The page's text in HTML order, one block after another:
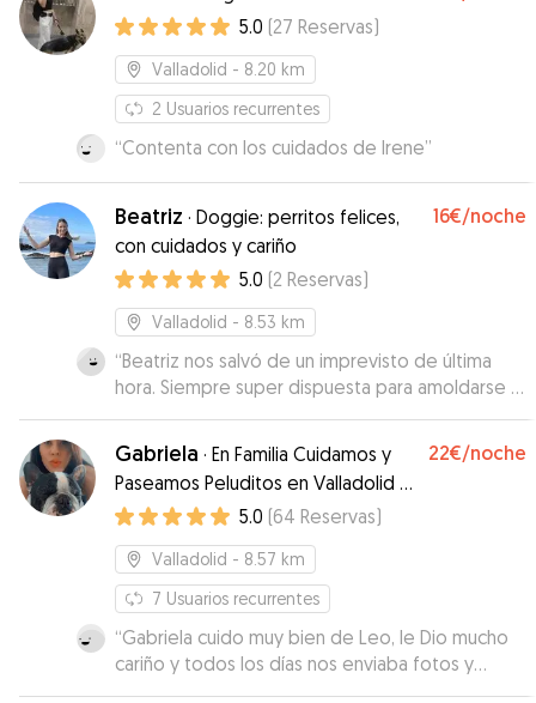
5.0 (27 Reservas)
Valladolid - 8.20 km
2 Usuarios recurrentes
“Contenta con los cuidados de Irene”
Beatriz · Doggie: perritos felices,
con cuidados y cariño
16€/noche
5.0 (2 Reservas)
Valladolid - 8.53 km
“Beatriz nos salvó de un imprevisto de última
hora. Siempre super dispuesta para amoldarse a
los horarios y necesidades que íbamos
teniendo. Maya se la vio encantada con Beatriz y
estuvieron jugando como si fuese conocida
desde el primer minuto. Recomiendo al 100% a
Beatriz a todos los que queráis dejar a vuestros
peludos con ella. Mil gracias Bea!
Gabriela · En Familia Cuidamos y
Paseamos Peluditos en Valladolid 🐶
❤️
22€/noche
5.0 (64 Reservas)
Valladolid - 8.57 km
7 Usuarios recurrentes
“Gabriela cuido muy bien de Leo, le Dio mucho
cariño y todos los días nos enviaba fotos y
vídeos sobre el. Desde luego volveremos a